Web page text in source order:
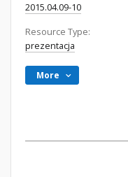
2015.04.09-10
Resource Type:
prezentacja
More